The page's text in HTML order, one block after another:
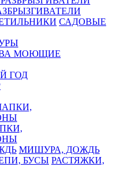
САДОВЫЕ
МОЮЩИЕ
ГОД
МИШУРА, ДОЖДЬ
РАСТЯЖКИ,